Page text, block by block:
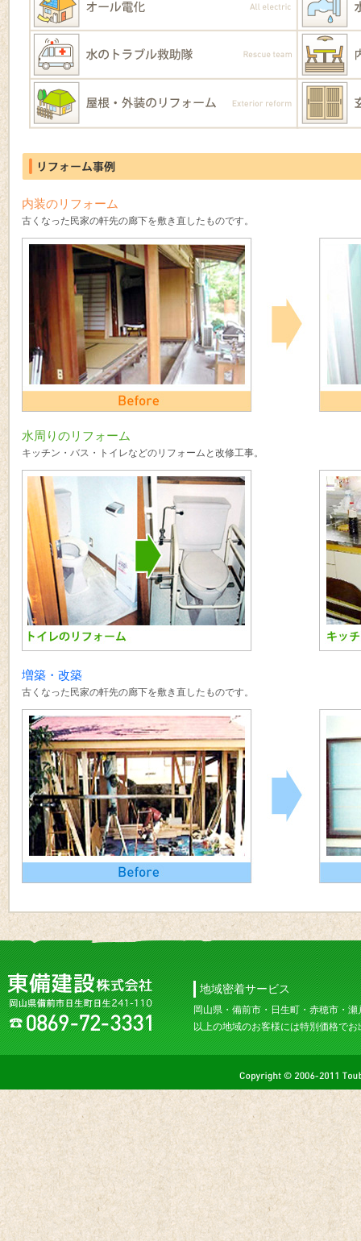
内装のリフォーム
古くなった民家の軒先の廊下を敷き直したものです。
水周りのリフォーム
キッチン・バス・トイレなどのリフォームと改修工事。
増築・改築
古くなった民家の軒先の廊下を敷き直したものです。
地域密着サービス
岡山県・備前市・日生町・赤穂市・
以上の地域のお客様には特別価格でお